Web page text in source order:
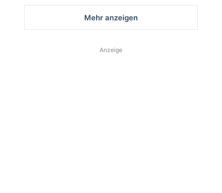
Mehr anzeigen
Anzeige